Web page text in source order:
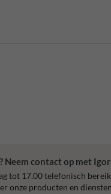
Neem contact op met
tot 17.00 telefonisch
onze producten en